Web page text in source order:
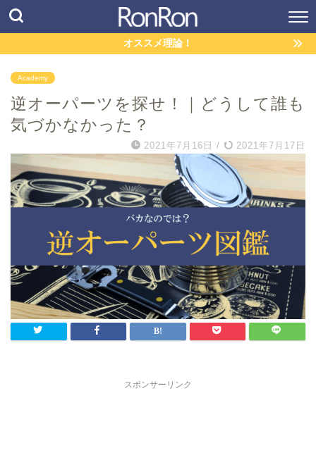
オススメ理論！
Academy
逆オーパーツを探せ！｜どうして誰も
気づかなかった？
2021年7月16日 / 2021年7月17日
スポンサーリンク